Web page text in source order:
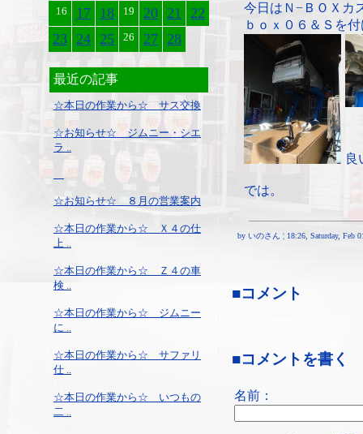
16 17 18 19 20 21 22
23 24 25 26 27 28
最近の記事
☆本日の作業から☆ サス交換
☆お知らせ☆ ジムニー・シエ
ラ ..
☆お知らせ☆ ８月の営業案内
☆本日の作業から☆ Ｘ４の仕
上 ..
☆本日の作業から☆ Ｚ４の車
検 ..
☆本日の作業から☆ ジムニー
に ..
☆本日の作業から☆ サファリ
仕 ..
☆本日の作業から☆ いつもの
二 ..
今日はＮ−ＢＯＸカ
ｂｏｘ０６＆Ｓを
良
では。
by いのさん ¦ 18:26, Saturday, Feb
■コメント
■コメントを書く
名前：